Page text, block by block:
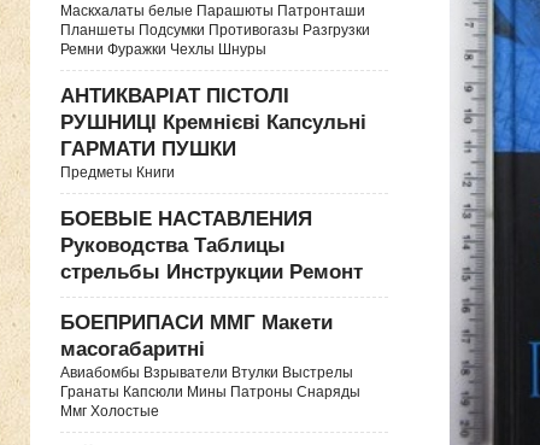
Маскхалаты белые Парашюты Патронташи
Планшеты Подсумки Противогазы Разгрузки
Ремни Фуражки Чехлы Шнуры
АНТИКВАРІАТ ПІСТОЛІ
РУШНИЦІ Кремнієві Капсульні
ГАРМАТИ ПУШКИ
Предметы Книги
БОЕВЫЕ НАСТАВЛЕНИЯ
Руководства Таблицы
стрельбы Инструкции Ремонт
БОЕПРИПАСИ ММГ Макети
масогабаритні
Авиабомбы Взрыватели Втулки Выстрелы
Гранаты Капсюли Мины Патроны Снаряды
Ммг Холостые